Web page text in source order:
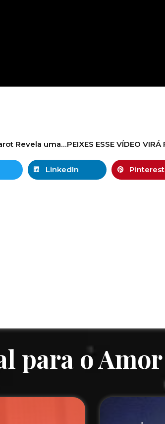
O Baralho Cigano Responde o Tarot Revela uma mensagem pra você! #tarot #tarotonline #tarotgratis
LinkedIn Pinterest
para o Amor